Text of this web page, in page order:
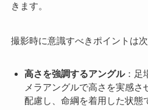
きます。
撮影時に意識すべきポイントは次
高さを強調するアングル：足
メラアングルで高さを実感さ
配慮し、命綱を着用した状態